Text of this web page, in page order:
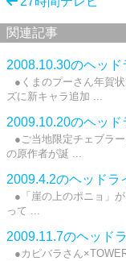
関連記事
2008.10.30のヘッド
●くまのプーさん年賀
ズに新キャラ追加 ...
2009.10.20のヘッド
●ご当地限定チェブラ
の原作者が誕 ...
2009.4.2のヘッドラ
●「崖の上のポニョ」
って ...
2009.11.7のヘッド
●カピバラさん